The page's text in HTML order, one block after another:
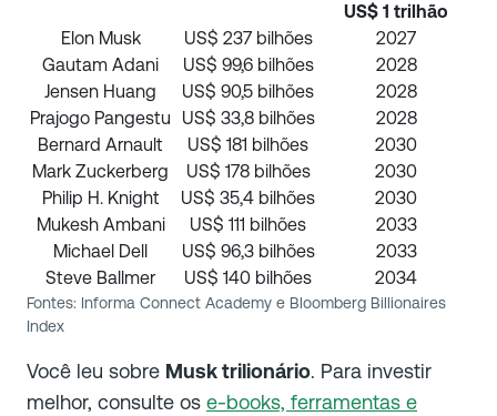
US$ 1 trilhão
Elon Musk
US$ 237 bilhões
2027
Gautam Adani
US$ 99,6 bilhões
2028
Jensen Huang
US$ 90,5 bilhões
2028
Prajogo Pangestu
US$ 33,8 bilhões
2028
Bernard Arnault
US$ 181 bilhões
2030
Mark Zuckerberg
US$ 178 bilhões
2030
Philip H. Knight
US$ 35,4 bilhões
2030
Mukesh Ambani
US$ 111 bilhões
2033
Michael Dell
US$ 96,3 bilhões
2033
Steve Ballmer
US$ 140 bilhões 2034
Fontes: Informa Connect Academy e Bloomberg Billionaires
Index
Você leu sobre Musk trilionário. Para investir
melhor, consulte os e-books, ferramentas e